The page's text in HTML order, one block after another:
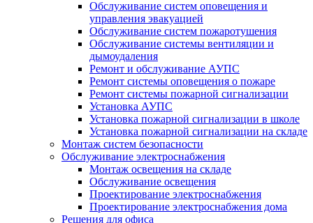
Обслуживание систем оповещения и
управления эвакуацией
Обслуживание систем пожаротушения
Обслуживание системы вентиляции и
дымоудаления
Ремонт и обслуживание АУПС
Ремонт системы оповещения о пожаре
Ремонт системы пожарной сигнализации
Установка АУПС
Установка пожарной сигнализации в школе
Установка пожарной сигнализации на складе
Монтаж систем безопасности
Обслуживание электроснабжения
Монтаж освещения на складе
Обслуживание освещения
Проектирование электроснабжения
Проектирование электроснабжения дома
Решения для офиса